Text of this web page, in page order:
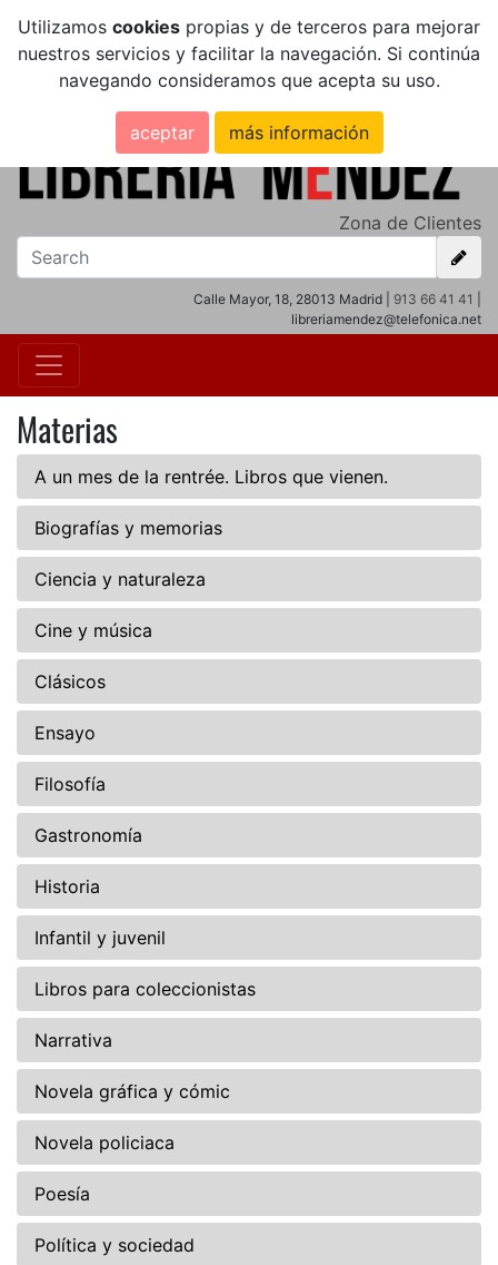
Utilizamos cookies propias y de terceros para mejorar
nuestros servicios y facilitar la navegación. Si continúa
navegando consideramos que acepta su uso.
aceptar más información
Zona de Clientes
Calle Mayor, 18, 28013 Madrid | 913 66 41 41
libreriamendez@telefonica.net
Materias
A un mes de la rentrée. Libros que vienen.
Biografías y memorias
Ciencia y naturaleza
Cine y música
Clásicos
Ensayo
Filosofía
Gastronomía
Historia
Infantil y juvenil
Libros para coleccionistas
Narrativa
Novela gráfica y cómic
Novela policiaca
Poesía
Política y sociedad